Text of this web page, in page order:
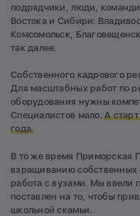
подрядчики, люди,
Востока и Сибири:
Комсомольск,
так далее.
Собственного кадрового
Для масштабных работ по
оборудования нужны
Специалистов мало.А
года.
В то же время Приморская
взращиванию собственных
работа с вузами. Мы ввели
поставлен на то, чтобы
школьной скамьи.